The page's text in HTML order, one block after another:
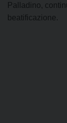
Palladino,
beatificazione.